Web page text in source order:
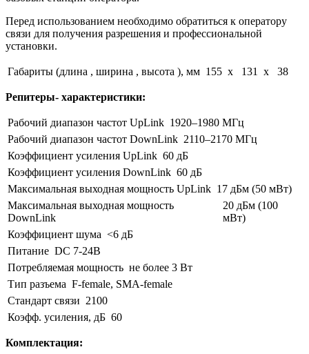
Перед использованием необходимо обратиться к оператору
связи для получения разрешения и профессиональной
установки.
Габариты (длина , ширина , высота ), мм 155 x 131 x 38
Репитеры- характеристики:
Рабочий диапазон частот UpLink 1920–1980 МГц
Рабочий диапазон частот DownLink 2110–2170 МГц
Коэффициент усиления UpLink 60 дБ
Коэффициент усиления DownLink 60 дБ
Максимальная выходная мощность UpLink 17 дБм (50 мВт)
Максимальная выходная мощность
DownLink
20 дБм (100
мВт)
Коэффициент шума <6 дБ
Питание DC 7-24В
Потребляемая мощность не более 3 Вт
Тип разъема F-female, SMA-female
Стандарт связи 2100
Коэфф. усиления, дБ 60
Комплектация: